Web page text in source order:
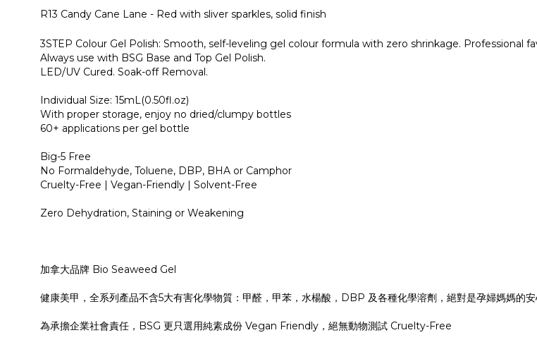
R13 Candy Cane Lane - Red with sliver sparkles, solid finish
3STEP Colour Gel Polish: Smooth, self-leveling gel colour formula with zero shrinkage. Professional
Always use with BSG Base and Top Gel Polish.
LED/UV Cured. Soak-off Removal.
Individual Size: 15mL(0.50fl.oz)
With proper storage, enjoy no dried/clumpy bottles
60+ applications per gel bottle
Big-5 Free
No Formaldehyde, Toluene, DBP, BHA or Camphor
Cruelty-Free | Vegan-Friendly | Solvent-Free
Zero Dehydration, Staining or Weakening
加拿大品牌 Bio Seaweed Gel
健康美甲，全系列產品不含5大有害化學物質：甲醛，甲苯，水楊酸，DBP 及各種化學溶劑，絕對是孕婦媽媽的
為承擔企業社會責任，BSG 更只選用純素成份 Vegan Friendly，絕無動物測試 Cruelty-Free